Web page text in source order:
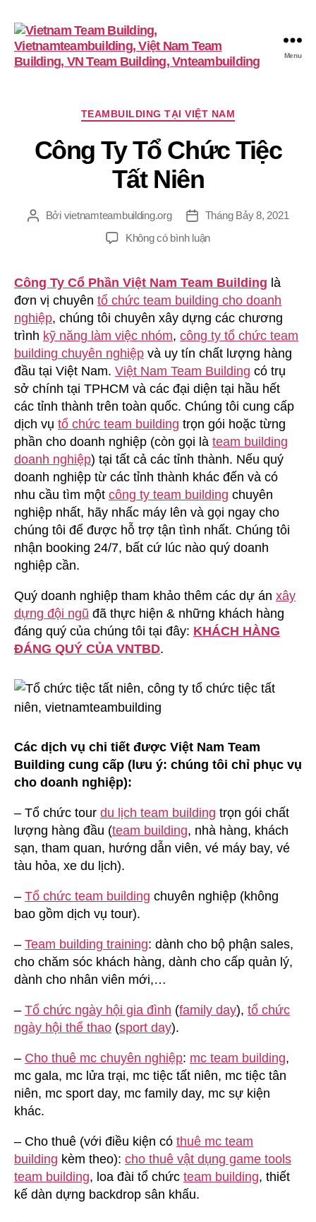
VietnamTeambuilding
Menu
Chuyên
TEAMBUILDING TẠI VIỆT NAM
Công Ty Tổ Chức Tiệc
Tất Niên
TácBởi vietnamteambuilding.org
Ngày
đăng
Tháng Bảy 8, 2021
Không có bình luậnở
Tổ
Chức
Tiệc
Tất
Niên
Công Ty Cổ Phần Việt Nam Team Building là
đơn vị chuyên tổ chức team building cho doanh
nghiệp, chúng tôi chuyên xây dựng các chương
trình kỹ năng làm việc nhóm, công ty tổ chức team
building chuyên nghiệp và uy tín chất lượng hàng
đầu tại Việt Nam. Việt Nam Team Building có trụ
sở chính tại TPHCM và các đại diện tại hầu hết
các tỉnh thành trên toàn quốc. Chúng tôi cung cấp
dịch vụ tổ chức team building trọn gói hoặc từng
phần cho doanh nghiệp (còn gọi là team building
doanh nghiệp) tại tất cả các tỉnh thành. Nếu quý
doanh nghiệp từ các tỉnh thành khác đến và có
nhu cầu tìm một công ty team building chuyên
nghiệp nhất, hãy nhấc máy lên và gọi ngay cho
chúng tôi để được hỗ trợ tận tình nhất. Chúng tôi
nhận booking 24/7, bất cứ lúc nào quý doanh
nghiệp cần.
Quý doanh nghiệp tham khảo thêm các dự án xây
dựng đội ngũ đã thực hiện & những khách hàng
đáng quý của chúng tôi tại đây: KHÁCH HÀNG
ĐÁNG QUÝ CỦA VNTBD.
Các dịch vụ chi tiết được Việt Nam Team
Building cung cấp (lưu ý: chúng tôi chỉ phục vụ
cho doanh nghiệp):
– Tổ chức tour du lịch team building trọn gói chất
lượng hàng đầu (team building, nhà hàng, khách
sạn, tham quan, hướng dẫn viên, vé máy bay, vé
tàu hỏa, xe du lịch).
– Tổ chức team building chuyên nghiệp (không
bao gồm dịch vụ tour).
– Team building training: dành cho bộ phận sales,
cho chăm sóc khách hàng, dành cho cấp quản lý,
dành cho nhân viên mới,…
– Tổ chức ngày hội gia đình (family day), tổ chức
ngày hội thể thao (sport day).
– Cho thuê mc chuyên nghiệp: mc team building,
mc gala, mc lửa trại, mc tiệc tất niên, mc tiệc tân
niên, mc sport day, mc family day, mc sự kiện
khác.
– Cho thuê (với điều kiện có thuê mc team
building kèm theo): cho thuê vật dụng game tools
team building, loa đài tổ chức team building, thiết
kế dàn dựng backdrop sân khấu.